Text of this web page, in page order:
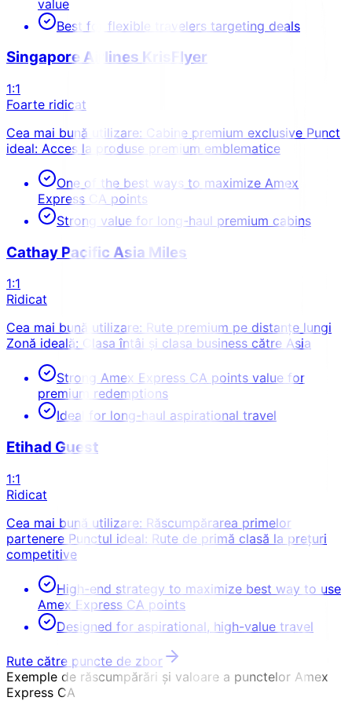
value
Best for flexible travelers targeting deals
Singapore Airlines KrisFlyer
1:1
Foarte ridicat
Cea mai bună utilizare: Cabine premium exclusive Punct
ideal: Acces la produse premium emblematice
One of the best ways to maximize Amex
Express CA points
Strong value for long-haul premium cabins
Cathay Pacific Asia Miles
1:1
Ridicat
Cea mai bună utilizare: Rute premium pe distanțe lungi
Zonă ideală: Clasa întâi și clasa business către Asia
Strong Amex Express CA points value for
premium redemptions
Ideal for long-haul aspirational travel
Etihad Guest
1:1
Ridicat
Cea mai bună utilizare: Răscumpărarea primelor
partenere Punctul ideal: Rute de primă clasă la prețuri
competitive
High-end strategy to maximize best way to use
Amex Express CA points
Designed for aspirational, high-value travel
Rute către puncte de zbor
Exemple de răscumpărări și valoare a punctelor Amex
Express CA